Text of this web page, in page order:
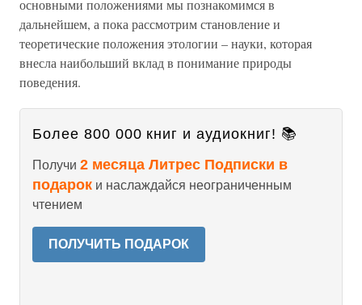
основными положениями мы познакомимся в
дальнейшем, а пока рассмотрим становление и
теоретические положения этологии – науки, которая
внесла наибольший вклад в понимание природы
поведения.
Более 800 000 книг и аудиокниг! 📚
Получи 2 месяца Литрес Подписки в
подарок и наслаждайся неограниченным
чтением
ПОЛУЧИТЬ ПОДАРОК